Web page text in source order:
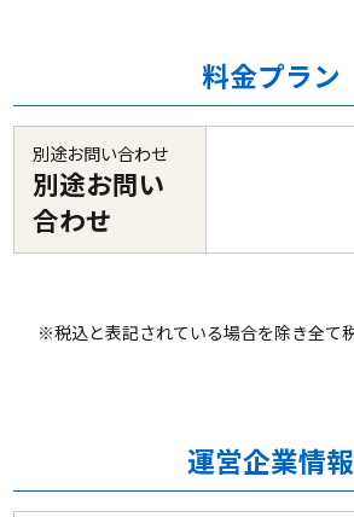
料金プラン
別途お問い合わせ
別途お問い
合わせ
※税込と表記されている場合を除き全て
運営企業情報